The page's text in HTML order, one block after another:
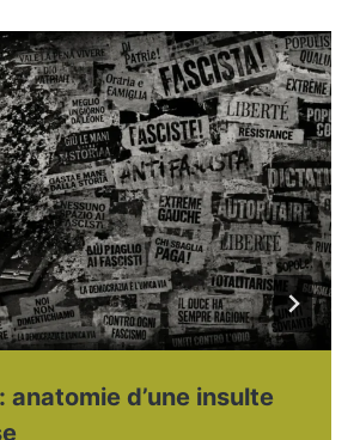
anatomie d’une insulte